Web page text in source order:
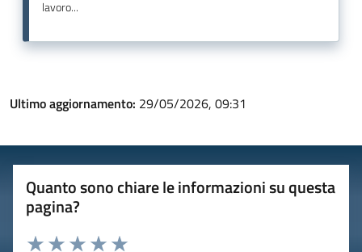
lavoro...
Ultimo aggiornamento: 29/05/2026, 09:31
Quanto sono chiare le informazioni su questa
pagina?